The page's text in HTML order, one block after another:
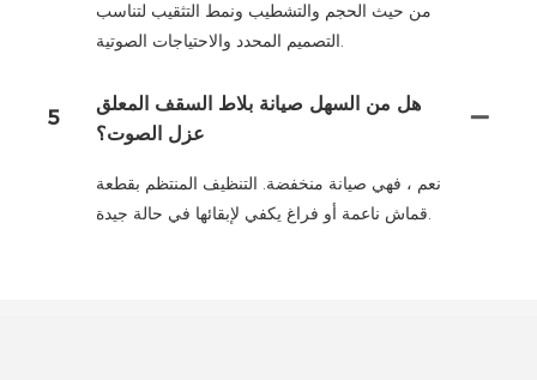
من حيث الحجم والتشطيب ونمط التثقيب لتناسب
التصميم المحدد والاحتياجات الصوتية.
5
هل من السهل صيانة بلاط السقف المعلق
عزل الصوت؟
نعم ، فهي صيانة منخفضة. التنظيف المنتظم بقطعة
قماش ناعمة أو فراغ يكفي لإبقائها في حالة جيدة.